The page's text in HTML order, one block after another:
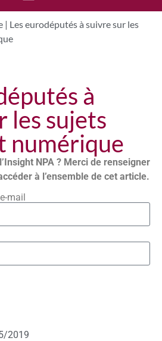
| Les eurodéputés à suivre sur les
à
les sujets
numérique
NPA ? Merci de renseigner
à l’ensemble de cet article.
mail
2019